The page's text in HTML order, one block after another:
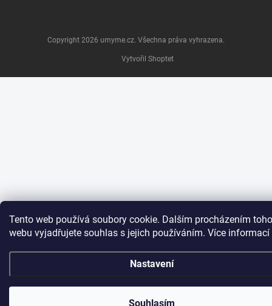
Tento web používá soubory cookie. Dalším procházením
webu vyjadřujete souhlas s jejich používáním. Více informací
Nastavení
Souhlasím
Vytvořil Shoptet
Copyright 2026 umyme.cz. Všechna práva vyhrazena.